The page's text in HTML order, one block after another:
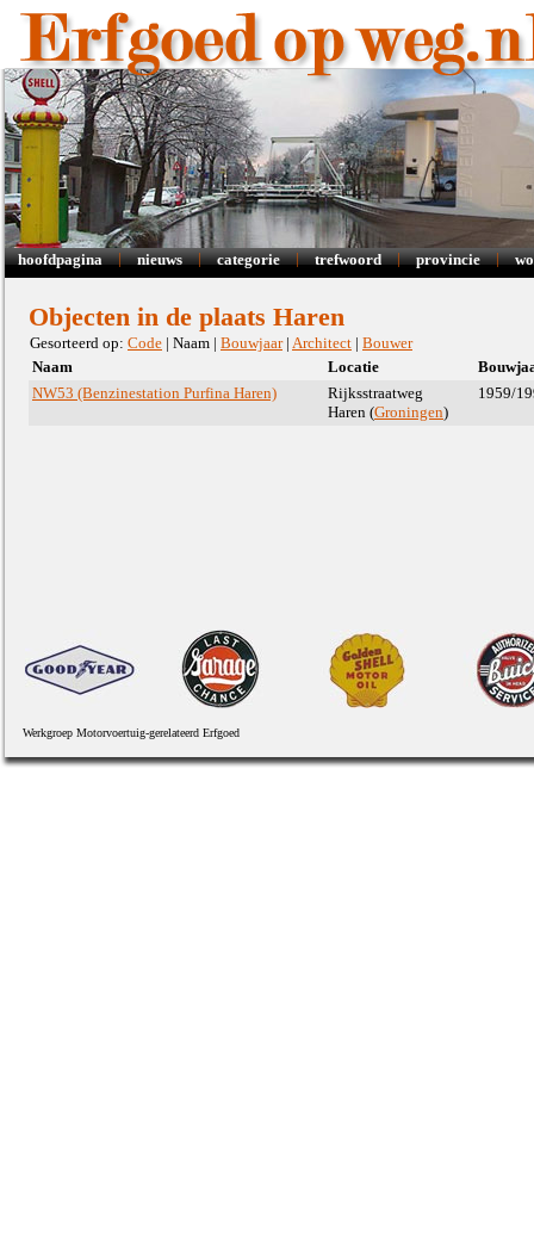
hoofdpagina | nieuws | categorie | trefwoord | provincie |
Objecten in de plaats Haren
Gesorteerd op: Code | Naam | Bouwjaar| Architect | Bouwer
Naam
Locatie
NW53 (Benzinestation Purfina Haren)
Rijksstraatweg
Haren (Groningen)
1959/
Werkgroep Motorvoertuig-gerelateerd Erfgoed